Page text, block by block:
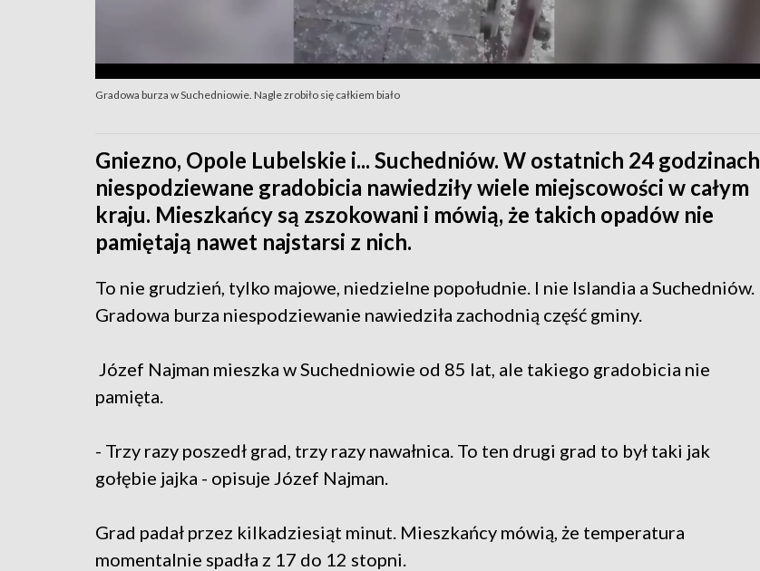
Gradowa burza w Suchedniowie. Nagle zrobiło się całkiem biało
Gniezno, Opole Lubelskie i... Suchedniów. W ostatnich 24 godzinach
niespodziewane gradobicia nawiedziły wiele miejscowości w całym
kraju. Mieszkańcy są zszokowani i mówią, że takich opadów nie
pamiętają nawet najstarsi z nich.
To nie grudzień, tylko majowe, niedzielne popołudnie. I nie Islandia a Suchedniów.
Gradowa burza niespodziewanie nawiedziła zachodnią część gminy.
Józef Najman mieszka w Suchedniowie od 85 lat, ale takiego gradobicia nie
pamięta.
- Trzy razy poszedł grad, trzy razy nawałnica. To ten drugi grad to był taki jak
gołębie jajka - opisuje Józef Najman.
Grad padał przez kilkadziesiąt minut. Mieszkańcy mówią, że temperatura
momentalnie spadła z 17 do 12 stopni.